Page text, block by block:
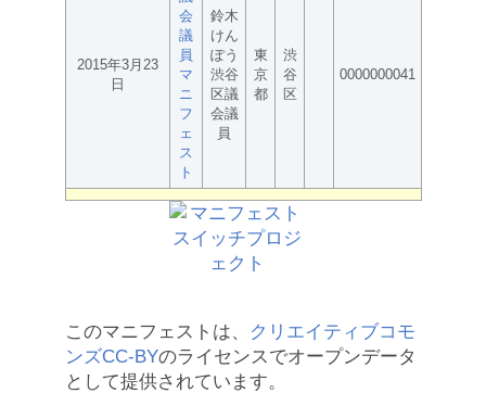
2015年3月23
日
会
議
員
マ
ニ
フ
ェ
ス
ト
鈴木
けん
ぽう
渋谷
区議
会議
員
東
京
都
渋
谷
区
0000000041
このマニフェストは、
クリエイティブコモ
ンズCC-BYのライセンスでオープンデータ
として提供されています。